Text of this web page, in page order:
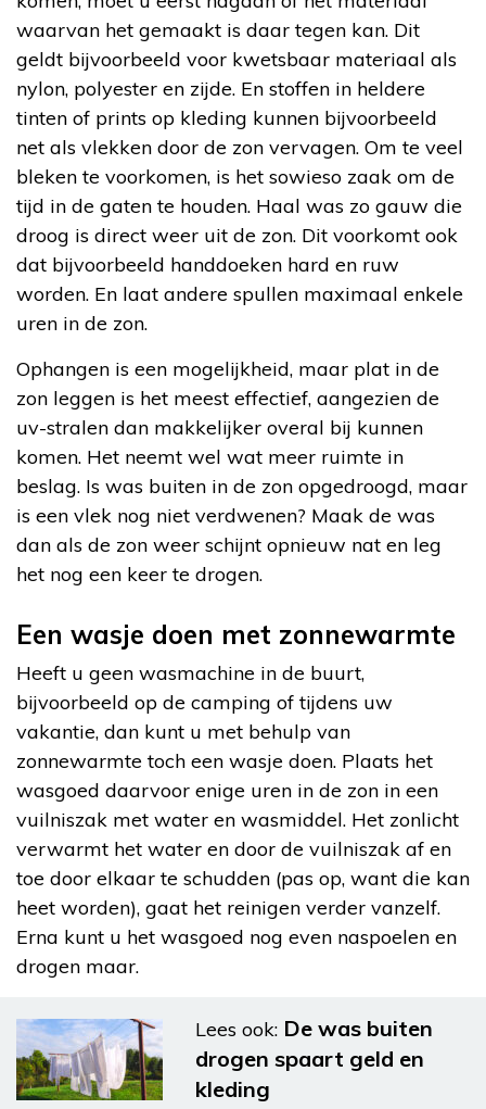
waarvan het gemaakt is daar tegen kan. Dit
geldt bijvoorbeeld voor kwetsbaar materiaal als
nylon, polyester en zijde. En stoffen in heldere
tinten of prints op kleding kunnen bijvoorbeeld
net als vlekken door de zon vervagen. Om te veel
bleken te voorkomen, is het sowieso zaak om de
tijd in de gaten te houden. Haal was zo gauw die
droog is direct weer uit de zon. Dit voorkomt ook
dat bijvoorbeeld handdoeken hard en ruw
worden. En laat andere spullen maximaal enkele
uren in de zon.
Ophangen is een mogelijkheid, maar plat in de
zon leggen is het meest effectief, aangezien de
uv-stralen dan makkelijker overal bij kunnen
komen. Het neemt wel wat meer ruimte in
beslag. Is was buiten in de zon opgedroogd, maar
is een vlek nog niet verdwenen? Maak de was
dan als de zon weer schijnt opnieuw nat en leg
het nog een keer te drogen.
Een wasje doen met zonnewarmte
Heeft u geen wasmachine in de buurt,
bijvoorbeeld op de camping of tijdens uw
vakantie, dan kunt u met behulp van
zonnewarmte toch een wasje doen. Plaats het
wasgoed daarvoor enige uren in de zon in een
vuilniszak met water en wasmiddel. Het zonlicht
verwarmt het water en door de vuilniszak af en
toe door elkaar te schudden (pas op, want die kan
heet worden), gaat het reinigen verder vanzelf.
Erna kunt u het wasgoed nog even naspoelen en
drogen maar.
Lees ook: De was buiten
drogen spaart geld en
kleding